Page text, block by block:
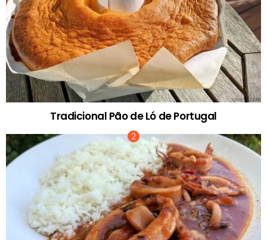
Tradicional Pão de Ló de Portugal